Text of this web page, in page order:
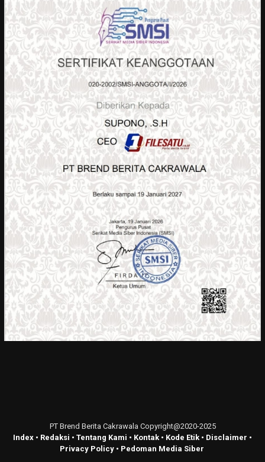
PT Brend Berita Cakrawala Copyright@2020-2025
Index • Redaksi • Tentang Kami • Kontak • Kode Etik • Disclaimer •
Privacy Policy• Pedoman Media Siber